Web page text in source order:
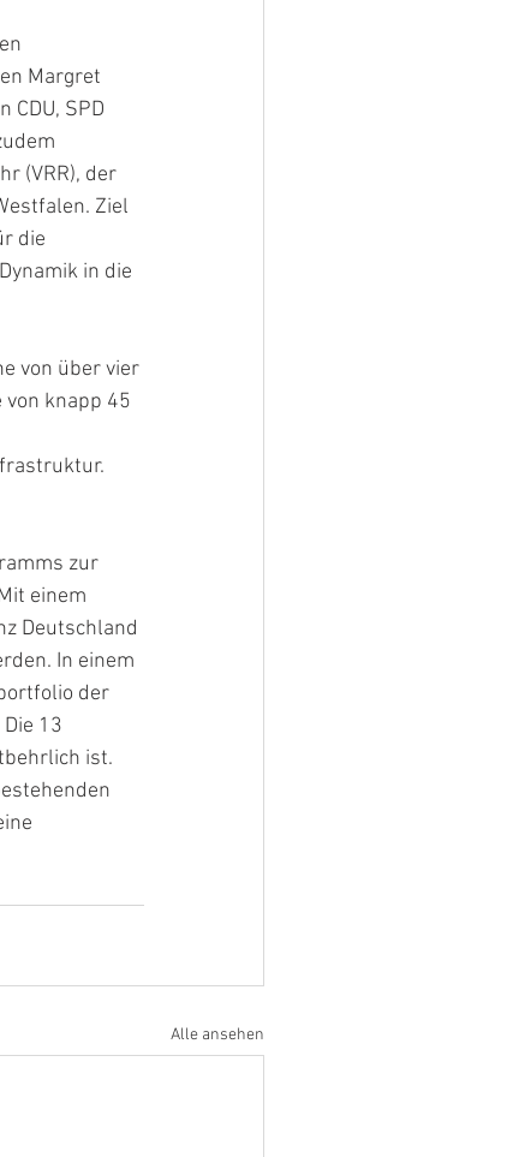
Margret
CDU, SPD
(VRR), der
Ziel
die
in die
von über vier
knapp 45
zur
einem
Deutschland
In einem
der
13
ist.
Alle ansehen